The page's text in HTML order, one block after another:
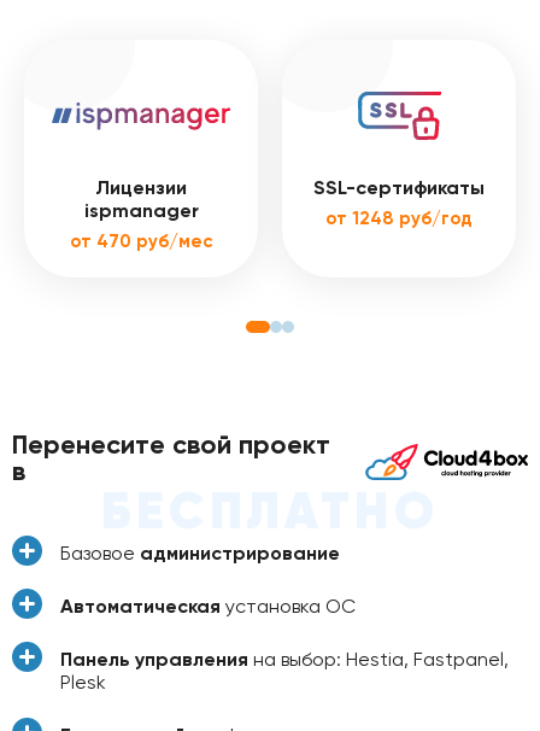
Лицензии
ispmanager
от 470 руб/мес
SSL-сертификаты
от 1248 руб/год
Перенесите свой проект
в
Базовое администрирование
Автоматическая установка ОС
Панель управления на выбор: Hestia, Fastpanel,
Plesk